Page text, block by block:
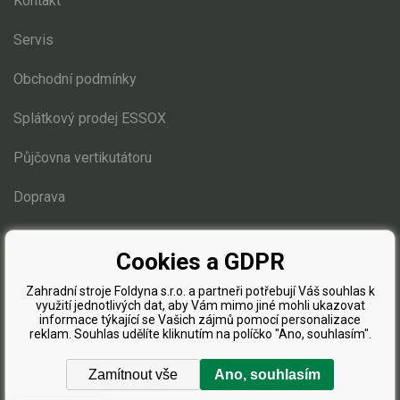
Servis
Obchodní podmínky
Splátkový prodej ESSOX
Půjčovna vertikutátoru
Doprava
Blog
Cookies a GDPR
Zahradní stroje Foldyna s.r.o. a partneři potřebují Váš souhlas k
využití jednotlivých dat, aby Vám mimo jiné mohli ukazovat
informace týkající se Vašich zájmů pomocí personalizace
reklam. Souhlas udělíte kliknutím na políčko "Ano, souhlasím".
Zamítnout vše Ano, souhlasím